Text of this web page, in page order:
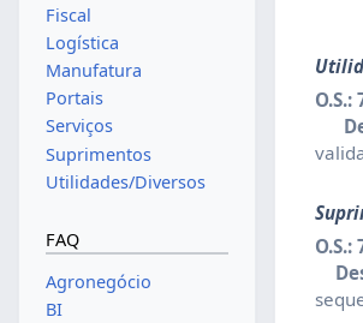
O.S.:
O.S.:
Fiscal
Logística
Manufatura
Portais
Serviços
Suprimentos
Utilidades/Diversos
FAQ
Agronegócio
BI